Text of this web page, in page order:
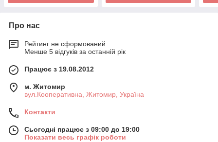
Про нас
Рейтинг не сформований
Менше 5 відгуків за останній рік
Працює з 19.08.2012
м. Житомир
вул.Кооперативна, Житомир, Україна
Контакти
Сьогодні працює з 09:00 до 19:00
Показати весь графік роботи